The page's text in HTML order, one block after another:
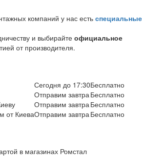
компаний у нас есть специальные
и выбирайте официальное
от производителя.
Сегодня до 17:30Бесплатно
Отправим завтраБесплатно
Отправим завтраБесплатно
от КиеваОтправим завтраБесплатно
в магазинах Ромстал